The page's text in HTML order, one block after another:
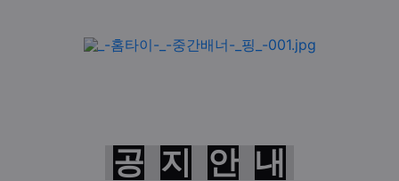
공 지 안 내